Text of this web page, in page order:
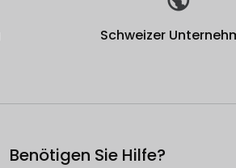
Schweizer
Benötigen Sie Hilfe?